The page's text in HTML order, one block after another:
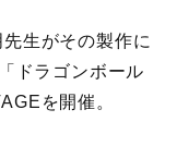
生がその製作に
ドラゴンボール
を開催。